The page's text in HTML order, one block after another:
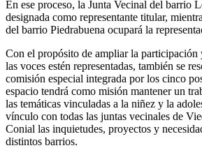
En ese proceso, la Junta Vecinal del barrio
designada como representante titular,
del barrio Piedrabuena ocupará la
Con el propósito de ampliar la participación
las voces estén representadas, también se
comisión especial integrada por los cinco
espacio tendrá como misión mantener un
las temáticas vinculadas a la niñez y la
vínculo con todas las juntas vecinales de
Conial las inquietudes, proyectos y
distintos barrios.